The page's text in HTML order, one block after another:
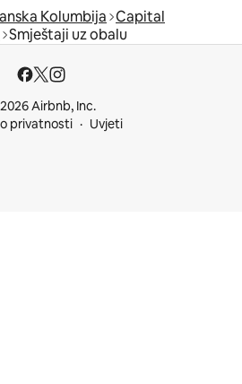
Kolumbija Capital
Smještaji uz obalu
Airbnb, Inc.
privatnosti
Uvjeti